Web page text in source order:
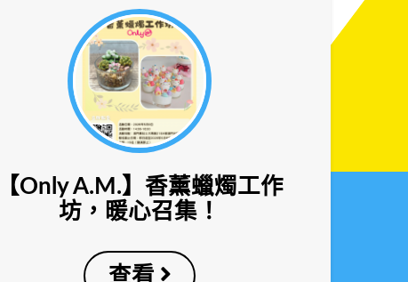
【Only A.M.】香薰蠟燭工作
坊，暖心召集！
查看